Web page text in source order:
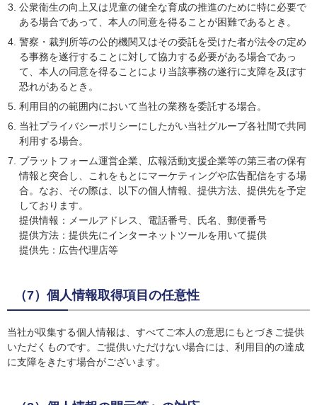
公衆衛生の向上又は児童の健全な育成の推進のために特に必要で
ある場合であって、本人の同意を得ることが困難であるとき。
警察・裁判所等の公的機関又はその委託を受けた者が法令の定め
る事務を遂行することに対して協力する必要がある場合であっ
て、本人の同意を得ることにより当該事務の遂行に支障を及ぼす
恐れがあるとき。
利用目的の範囲内において当社の業務を委託する場合。
当社プライバシーポリシーにしたがい当社グループ各社間で共同
利用する場合。
プラットフォーム運営企業、広報活動支援企業等の第三者の保有
情報と突合し、これをもとにマーケティングや広告配信をする場
合。なお、その際は、以下の個人情報、提供方法、提供先を予定
しております。
提供情報：メールアドレス、電話番号、氏名、郵便番号
提供方法：提供先にインターネットツールを用いて提供
提供先：広告代理店等
（7）個人情報取得項目の任意性
当社が収集する個人情報は、すべてご本人の意思にもとづきご提供
いただくものです。ご提供いただけない場合には、利用目的の達成
に支障をきたす場合がございます。